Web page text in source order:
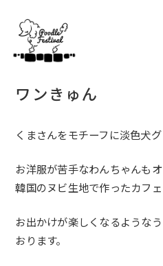
ワンきゅん
くまさんをモチーフに淡色犬
お洋服が苦手なわんちゃんも
韓国のヌビ生地で作ったカフ
お出かけが楽しくなるような
おります。